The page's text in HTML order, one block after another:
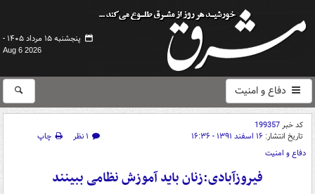
پنجشنبه ۱۵ مرداد ۱۴۰۵ -
Aug 6 2026
دفاع و امنیت
کد خبر199357
تاریخ انتشار: ۱۶ اسفند ۱۳۹۱ - ۱۶:۳۶ ۱ نظر
چاپ
دفاع و امنیت
فیروزآبادی:زنان باید آموزش نظامی ببینند